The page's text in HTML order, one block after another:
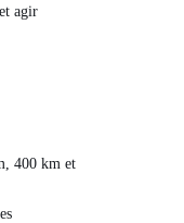
agir
400 km et